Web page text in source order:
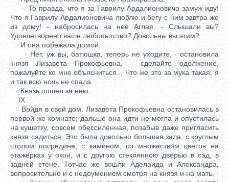
- То правда, что я за Гаврилу Ардалионовича замуж иду!
Что я Гаврилу Ардалионовича люблю и бегу с ним завтра же
из дому! - набросилась на нее Аглая. - Слышали вы?
Удовлетворено ваше любопытство? Довольны вы этим?
И она побежала домой.
- Нет, уж вы, батюшка, теперь не уходите, - остановила
князя Лизавета Прокофьевна, - сделайте одолжение,
пожалуйте ко мне объясниться... Что же это за мука такая, я
и так всю ночь не спала...
Князь пошел за нею.
IX.
Войдя в свой дом, Лизавета Прокофьевна остановилась в
первой же комнате; дальше она идти не могла и опустилась
на кушетку, совсем обессиленная, позабыв даже пригласить
князя садиться. Это была довольно большая зала, с круглым
столом посредине, с камином, со множеством цветов на
этажерках у окон, и с другою стеклянною дверью в сад, в
задней стене. Тотчас же вошли Аделаида и Александра,
вопросительно и с недоумением смотря на князя и на мать.